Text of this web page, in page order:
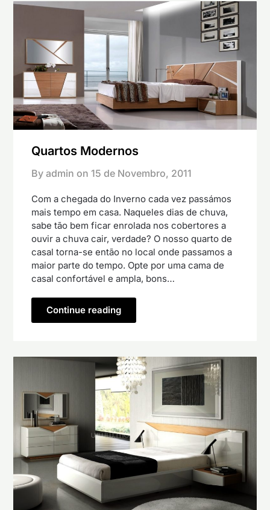
Quartos Modernos
By admin on 15 de Novembro, 2011
Com a chegada do Inverno cada vez passámos
mais tempo em casa. Naqueles dias de chuva,
sabe tão bem ficar enrolada nos cobertores a
ouvir a chuva cair, verdade? O nosso quarto de
casal torna-se então no local onde passamos a
maior parte do tempo. Opte por uma cama de
casal confortável e ampla, bons…
Continue reading